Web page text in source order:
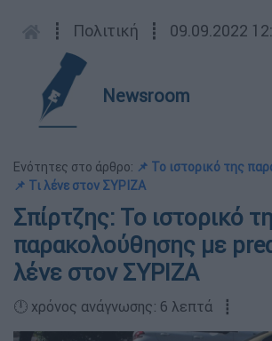
┋ Πολιτική ┋ 09.09.2022
Newsroom
Ενότητες στο άρθρο: 📌 Το ιστορικό της
📌 Τι λένε στον ΣΥΡΙΖΑ
Σπίρτζης: Το ιστορικό
παρακολούθησης με
λένε στον ΣΥΡΙΖΑ
🕛 χρόνος ανάγνωσης: 6 λεπτά ┋